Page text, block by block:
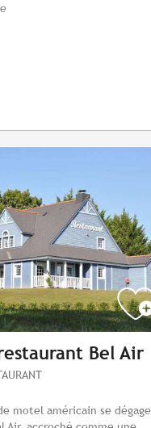
Bel Air
motel américain se dégage